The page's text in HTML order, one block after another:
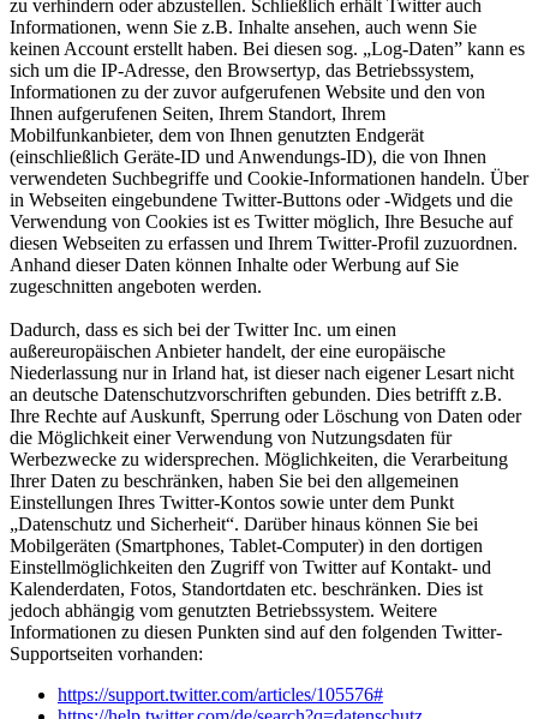
zu verhindern oder abzustellen. Schließlich erhält Twitter auch
Informationen, wenn Sie z.B. Inhalte ansehen, auch wenn Sie
keinen Account erstellt haben. Bei diesen sog. „Log-Daten” kann es
sich um die IP-Adresse, den Browsertyp, das Betriebssystem,
Informationen zu der zuvor aufgerufenen Website und den von
Ihnen aufgerufenen Seiten, Ihrem Standort, Ihrem
Mobilfunkanbieter, dem von Ihnen genutzten Endgerät
(einschließlich Geräte-ID und Anwendungs-ID), die von Ihnen
verwendeten Suchbegriffe und Cookie-Informationen handeln. Über
in Webseiten eingebundene Twitter-Buttons oder -Widgets und die
Verwendung von Cookies ist es Twitter möglich, Ihre Besuche auf
diesen Webseiten zu erfassen und Ihrem Twitter-Profil zuzuordnen.
Anhand dieser Daten können Inhalte oder Werbung auf Sie
zugeschnitten angeboten werden.
Dadurch, dass es sich bei der Twitter Inc. um einen
außereuropäischen Anbieter handelt, der eine europäische
Niederlassung nur in Irland hat, ist dieser nach eigener Lesart nicht
an deutsche Datenschutzvorschriften gebunden. Dies betrifft z.B.
Ihre Rechte auf Auskunft, Sperrung oder Löschung von Daten oder
die Möglichkeit einer Verwendung von Nutzungsdaten für
Werbezwecke zu widersprechen. Möglichkeiten, die Verarbeitung
Ihrer Daten zu beschränken, haben Sie bei den allgemeinen
Einstellungen Ihres Twitter-Kontos sowie unter dem Punkt
„Datenschutz und Sicherheit“. Darüber hinaus können Sie bei
Mobilgeräten (Smartphones, Tablet-Computer) in den dortigen
Einstellmöglichkeiten den Zugriff von Twitter auf Kontakt- und
Kalenderdaten, Fotos, Standortdaten etc. beschränken. Dies ist
jedoch abhängig vom genutzten Betriebssystem. Weitere
Informationen zu diesen Punkten sind auf den folgenden Twitter-
Supportseiten vorhanden:
https://support.twitter.com/articles/105576#